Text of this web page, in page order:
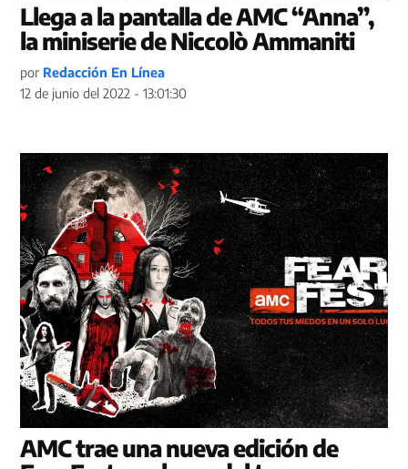
Llega a la pantalla de AMC “Anna”,
la miniserie de Niccolò Ammaniti
por Redacción En Línea
12 de junio del 2022 - 13:01:30
AMC trae una nueva edición de